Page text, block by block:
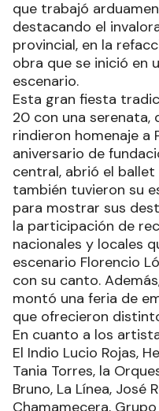
que trabajó
destacando el
provincial, en la
obra que se inició en
escenario.
Esta gran fiesta
20 con una
rindieron homenaje a
aniversario de
central, abrió el
también tuvieron su
para mostrar sus
la participación de
nacionales y locales
escenario Florencio
con su canto.
montó una feria de
que ofrecieron
En cuanto a los
El Indio Lucio Rojas,
Tania Torres, la
Bruno, La Línea, José